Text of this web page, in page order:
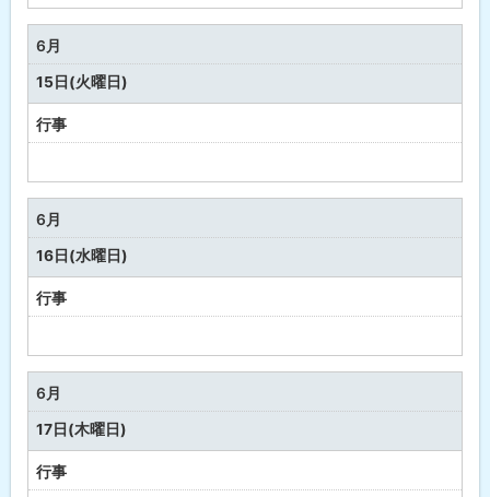
定
な
し
6月
15日(火曜日)
行事
定
な
し
6月
16日(水曜日)
行事
定
な
し
6月
17日(木曜日)
行事